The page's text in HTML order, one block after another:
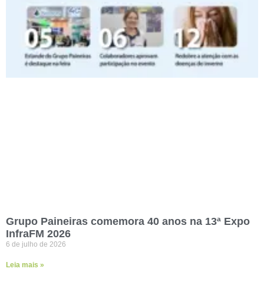
Grupo Paineiras comemora 40 anos na 13ª Expo
InfraFM 2026
6 de julho de 2026
Leia mais »